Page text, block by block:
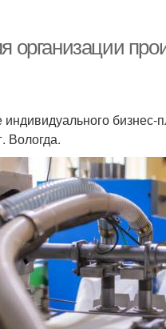
организации
Вологда.